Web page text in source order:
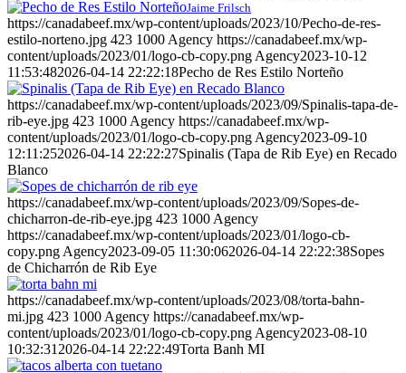
Jaime Frilsch
https://canadabeef.mx/wp-content/uploads/2023/10/Pecho-de-res-
estilo-norteno.jpg 423 1000 Agency https://canadabeef.mx/wp-
content/uploads/2023/01/logo-cb-copy.png Agency2023-10-12
11:53:482026-04-14 22:22:18Pecho de Res Estilo Norteño
https://canadabeef.mx/wp-content/uploads/2023/09/Spinalis-tapa-de-
rib-eye.jpg 423 1000 Agency https://canadabeef.mx/wp-
content/uploads/2023/01/logo-cb-copy.png Agency2023-09-10
12:11:252026-04-14 22:22:27Spinalis (Tapa de Rib Eye) en Recado
Blanco
https://canadabeef.mx/wp-content/uploads/2023/09/Sopes-de-
chicharron-de-rib-eye.jpg 423 1000 Agency
https://canadabeef.mx/wp-content/uploads/2023/01/logo-cb-
copy.png Agency2023-09-05 11:30:062026-04-14 22:22:38Sopes
de Chicharrón de Rib Eye
https://canadabeef.mx/wp-content/uploads/2023/08/torta-bahn-
mi.jpg 423 1000 Agency https://canadabeef.mx/wp-
content/uploads/2023/01/logo-cb-copy.png Agency2023-08-10
10:32:31 2026-04-14 22:22:49Torta Banh MI